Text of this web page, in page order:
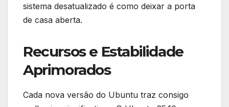
sistema desatualizado é como deixar a porta
de casa aberta.
Recursos e Estabilidade
Aprimorados
Cada nova versão do Ubuntu traz consigo